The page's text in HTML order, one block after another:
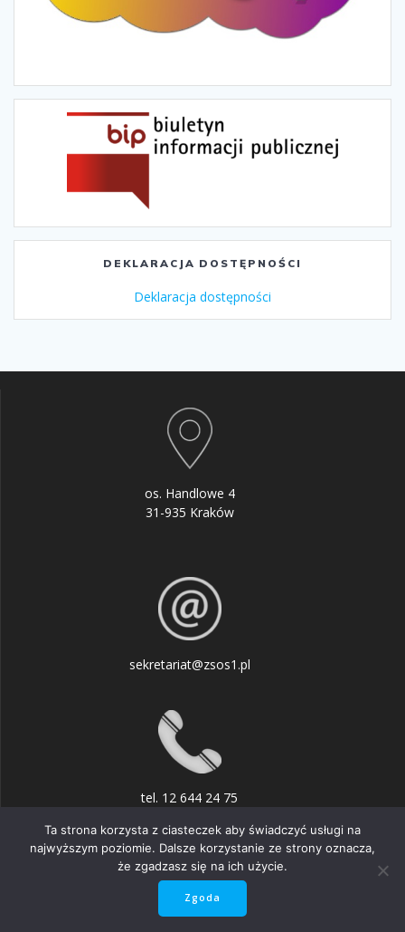
DEKLARACJA DOSTĘPNOŚCI
Deklaracja dostępności
os. Handlowe 4
31-935 Kraków
sekretariat@zsos1.pl
tel. 12 644 24 75
© 2026 . Zbudowano przy użyciu WordPressa i
Mesmerize
Ta strona korzysta z ciasteczek aby świadczyć usługi na
najwyższym poziomie. Dalsze korzystanie ze strony oznacza,
że zgadzasz się na ich użycie.
Zgoda